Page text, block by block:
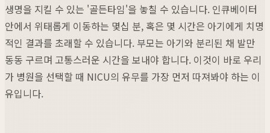
생명을 지킬 수 있는 '골든타임'을 놓칠 수 있습니다. 인큐베이터
안에서 위태롭게 이동하는 몇십 분, 혹은 몇 시간은 아기에게 치명
적인 결과를 초래할 수 있습니다. 부모는 아기와 분리된 채 발만
동동 구르며 고통스러운 시간을 보내야 합니다. 이것이 바로 우리
가 병원을 선택할 때 NICU의 유무를 가장 먼저 따져봐야 하는 이
유입니다.